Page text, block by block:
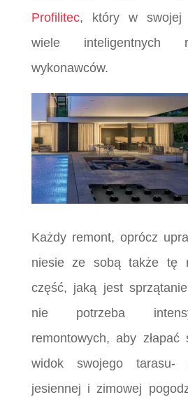
Profilitec, który w swojej
wiele inteligentnych
wykonawców.
Każdy remont, oprócz
niesie ze sobą także tę
część, jaką jest
nie potrzeba
remontowych, aby
widok swojego tarasu-
jesiennej i zimowej